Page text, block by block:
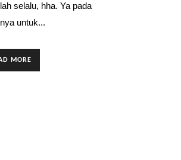
selalu, hha. Ya pada
untuk...
MORE